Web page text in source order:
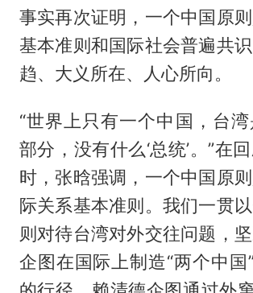
事实再次证明，一个中国原
基本准则和国际社会普遍共
趋、大义所在、人心所向。
“世界上只有一个中国，台
部分，没有什么‘总统’。”在
时，张晗强调，一个中国原
际关系基本准则。我们一贯
则对待台湾对外交往问题，
企图在国际上制造“两个中国